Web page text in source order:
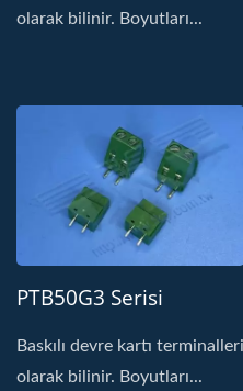
olarak bilinir. Boyutları...
PTB50G3 Serisi
Baskılı devre kartı
olarak bilinir. Boyutları...